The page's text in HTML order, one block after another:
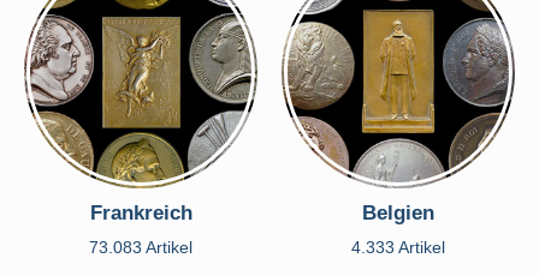
Frankreich
73.083 Artikel
Belgien
4.333 Artikel